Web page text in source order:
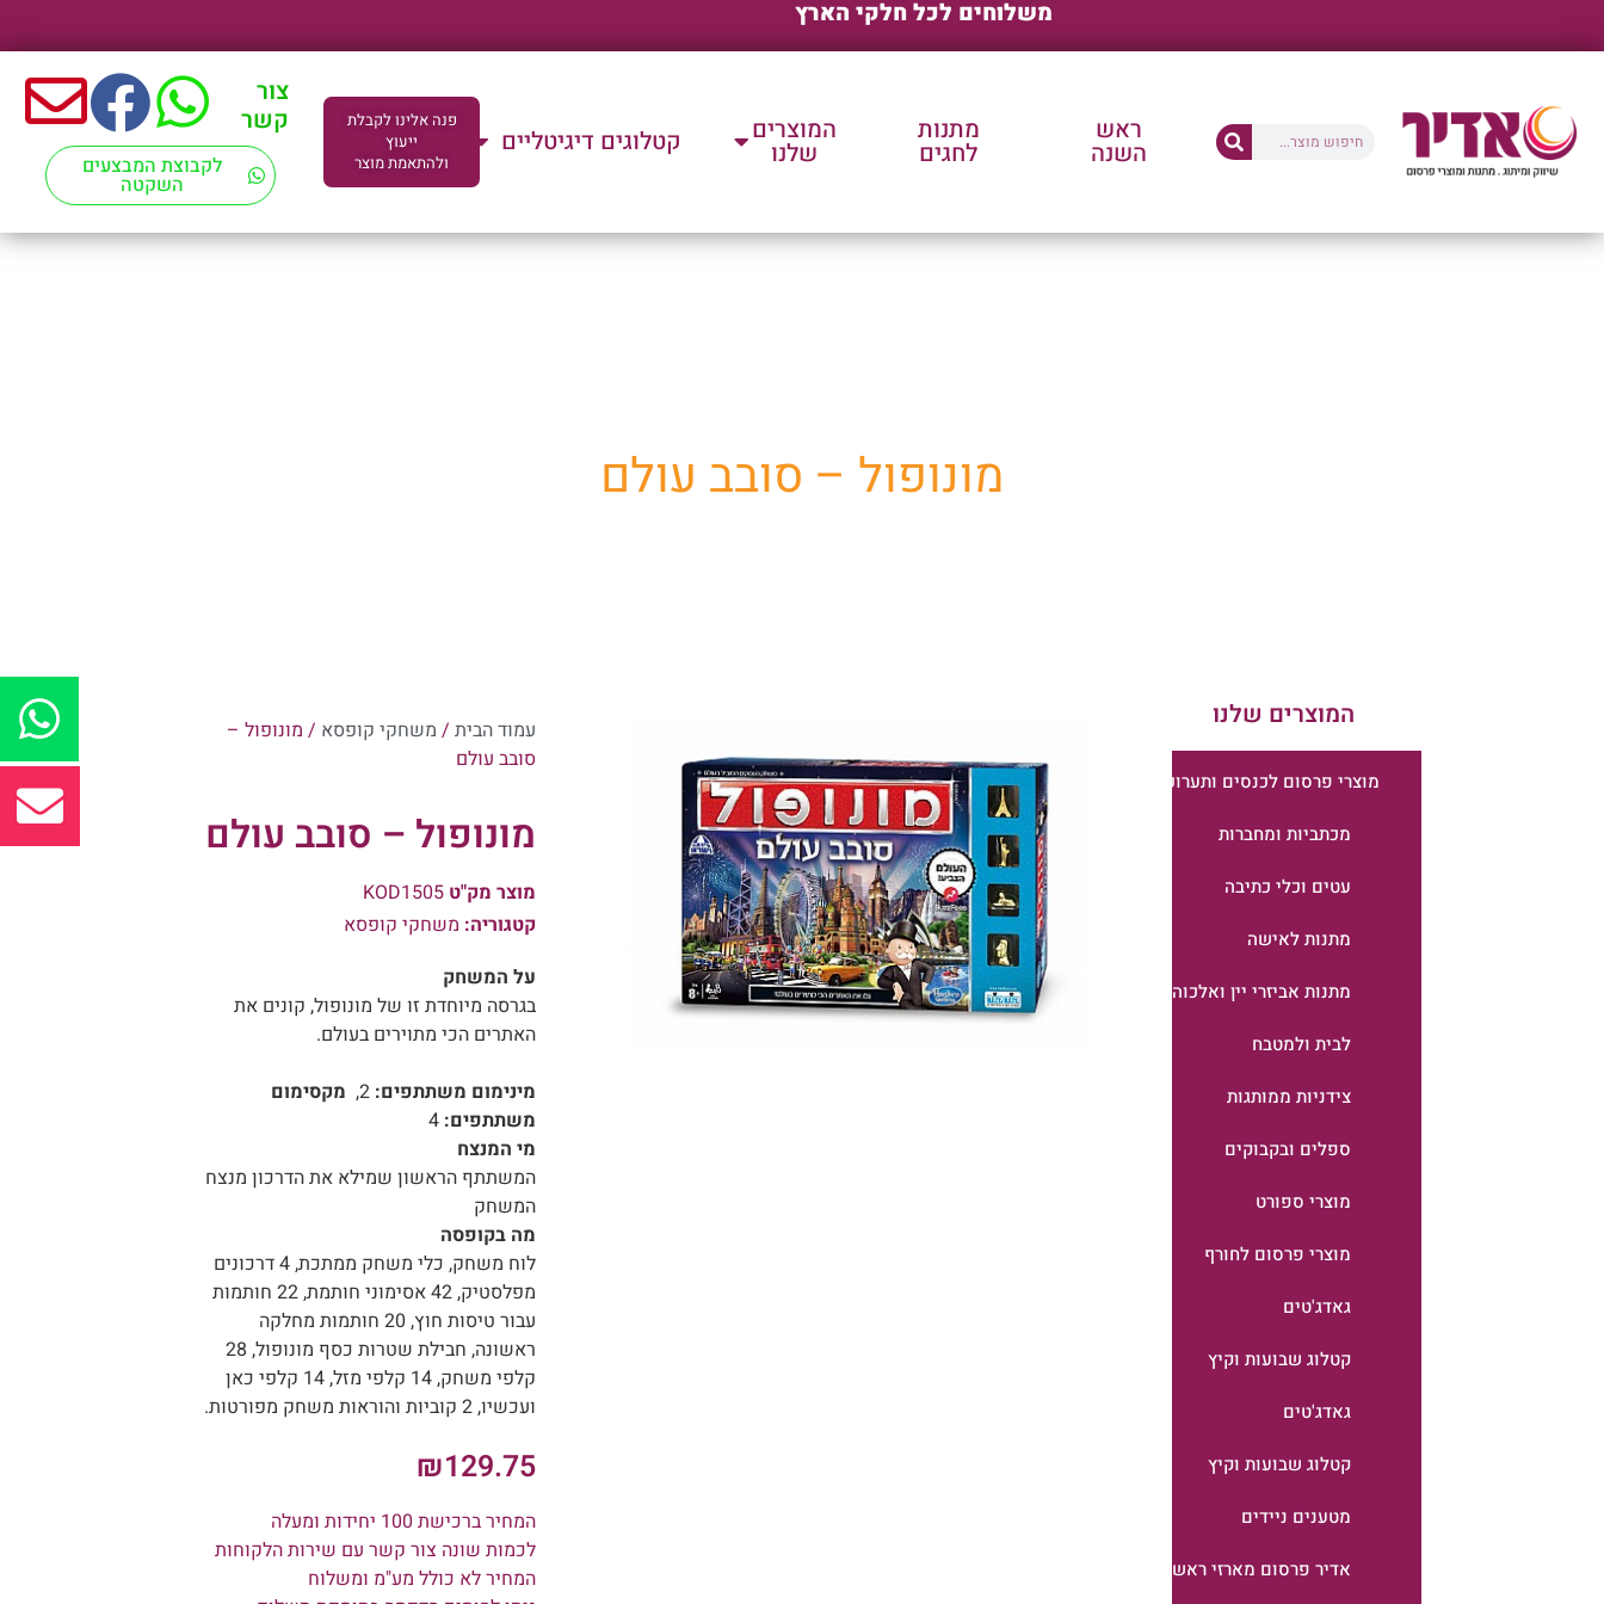
משלוחים לכל חלקי הארץ
ראש
השנה
מתנות
לחגים
המוצרים
שלנו קטלוגים דיגיטליים
פנה אלינו לקבלת
ייעוץ
ולהתאמת מוצר
צור
קשר
לקבוצת המבצעים
השקטה
מונופול – סובב עולם
המוצרים שלנו
מוצרי פרסום לכנסים ותערוכות
מכתביות ומחברות
עטים וכלי כתיבה
מתנות לאישה
מתנות אביזרי יין ואלכוהול
לבית ולמטבח
צידניות ממותגות
ספלים ובקבוקים
מוצרי ספורט
מוצרי פרסום לחורף
גאדג'טים
קטלוג שבועות וקיץ
גאדג'טים
קטלוג שבועות וקיץ
מטענים ניידים
אדיר פרסום מארזי ראש השנה
עמוד הבית / משחקי קופסא / מונופול –
סובב עולם
מונופול – סובב עולם
מוצר מק"טKOD1505
קטגוריה: משחקי קופסא
על המשחק
בגרסה מיוחדת זו של מונופול, קונים את
האתרים הכי מתוירים בעולם.
מינימום משתתפים: 2,
מקסימום
משתתפים: 4
מי המנצח
המשתתף הראשון שמילא את הדרכון מנצח
המשחק
מה בקופסה
לוח משחק, כלי משחק ממתכת, 4 דרכונים
מפלסטיק, 42 אסימוני חותמת, 22 חותמות
עבור טיסות חוץ, 20 חותמות מחלקה
ראשונה, חבילת שטרות כסף מונופול, 28
קלפי משחק, 14 קלפי מזל, 14 קלפי כאן
ועכשיו, 2 קוביות והוראות משחק מפורטות.
₪129.75
המחיר ברכישת 100 יחידות ומעלה
לכמות שונה צור קשר עם שירות הלקוחות
המחיר לא כולל מע"מ ומשלוח